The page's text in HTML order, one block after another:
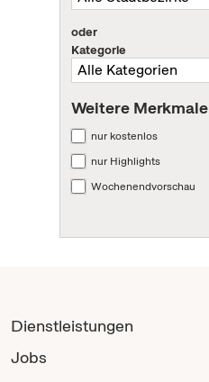
oder
Kategorie
Weitere Merkmale
nur kostenlos
nur Highlights
Wochenendvorschau
Dienstleistungen
Jobs